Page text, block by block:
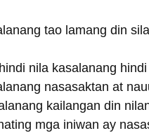
tao lamang din
nila kasalanang
nasasaktan at
kailangan din
mga iniwan ay